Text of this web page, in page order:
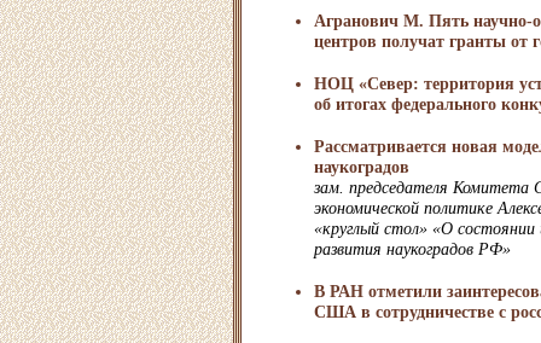
Агранович М. Пять научно-
центров получат гранты от
НОЦ «Север: территория
об итогах федерального
Рассматривается новая
наукоградов
зам. председателя Комитета
экономической политике
«круглый стол» «О состоянии
развития наукоградов РФ»
В РАН отметили
США в сотрудничестве с